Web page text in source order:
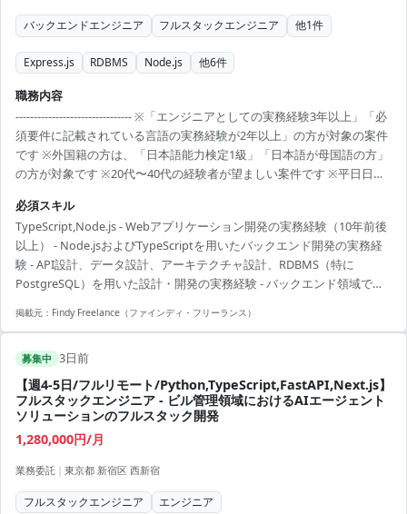
バックエンドエンジニア フルスタックエンジニア 他1件
Express.js RDBMS Node.js 他6件
職務内容
-------------------------------- ※「エンジニアとしての実務経験3年以上」「必
須要件に記載されている言語の実務経験が2年以上」の方が対象の案件
です ※外国籍の方は、「日本語能力検定1級」「日本語が母国語の方」
の方が対象です ※20代〜40代の経験者が望ましい案件です ※平日日中
いる方は、直接ご連絡いただいた方がスムーズです ----------------------------
---- - 自社決済/EC基盤プロダクトにおける、API・データベース・認
証・外部サービス連携などプロダクト基盤横断での改善 - Nod...
必須スキル
TypeScript,Node.js - Webアプリケーション開発の実務経験（10年前後
以上） - Node.jsおよびTypeScriptを用いたバックエンド開発の実務経
験 - API設計、データ設計、アーキテクチャ設計、RDBMS（特に
PostgreSQL）を用いた設計・開発の実務経験 - バックエンド領域での
ロジェクトまたは同一企業にて1年以上継続して参画した複数の実績
掲載元： Findy Freelance（ファインディ・フリーランス）
募集中 3日前
【週4-5日/フルリモート/Python,TypeScript,FastAPI,Next.js】
フルスタックエンジニア - ビル管理領域におけるAIエージェント
ソリューションのフルスタック開発
1,280,000円/月
業務委託 | 東京都 新宿区 西新宿
フルスタックエンジニア エンジニア